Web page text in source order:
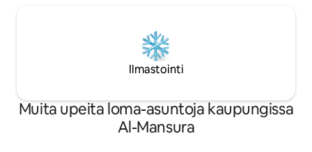
Ilmastointi
Muita upeita loma-asuntoja kaupungissa
Al-Mansura